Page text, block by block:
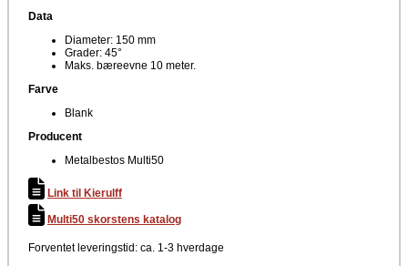
Data
Diameter: 150 mm
Grader: 45°
Maks. bæreevne 10 meter.
Farve
Blank
Producent
Metalbestos Multi50
Link til Kierulff
Multi50 skorstens katalog
Forventet leveringstid: ca. 1-3 hverdage